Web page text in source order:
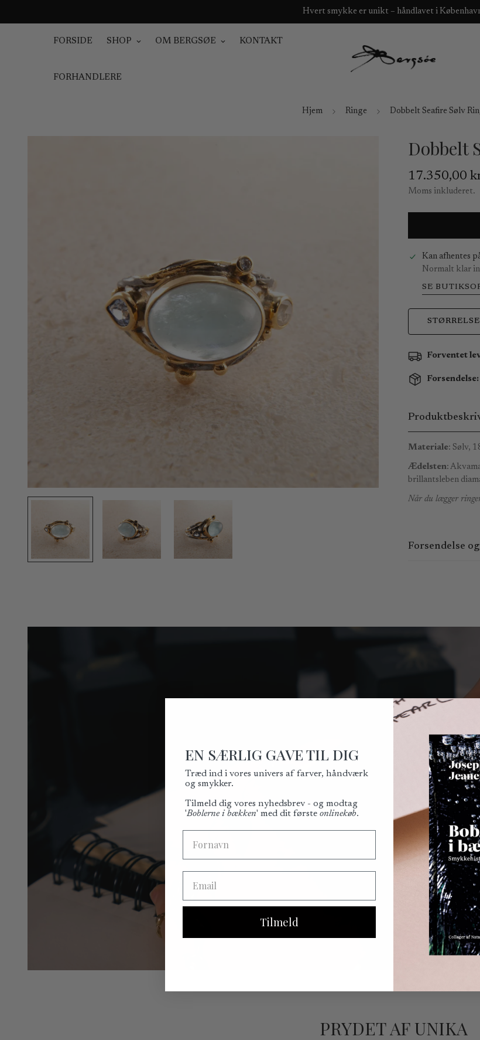
Hvert smykke er unikt – håndlavet i
FORSIDE SHOP OM BERGSØE KONTAKT
FORHANDLERE
Hjem Ringe Dobbelt Seafire Sølv
Dobbelt
Normal
pris
17.350,00
Moms inkluderet.
Kan afhentes
Normalt klar
SE
Forventet
Forsendelse:
Materiale: Sølv,
Ædelsten:
brillantsleben
Når du lægger
Forsendelse
Du kan forvente
Du har ret til at
på
Bemærk venligst,
for
PRYDET AF UNIKA
EN SÆRLIG GAVE TIL DIG
Træd ind i vores univers af farver, håndværk
og smykker.
Tilmeld dig vores nyhedsbrev - og modtag
'Boblerne i bækken' med dit første onlinekøb.
Tilmeld